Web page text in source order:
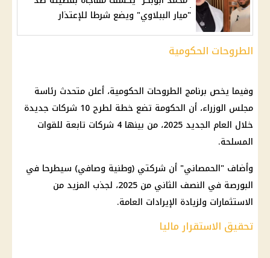
"ميار الببلاوي" ويضع شرطا للإعتذار
الطروحات الحكومية
وفيما يخص برنامج الطروحات الحكومية، أعلن متحدث رئاسة
مجلس الوزراء، أن الحكومة تضع خطة لطرح 10 شركات جديدة
خلال العام الجديد 2025، من بينها 4 شركات تابعة للقوات
المسلحة.
وأضاف "الحمصاني" أن شركتي (وطنية وصافي) سيطرحا في
البورصة في النصف الثاني من 2025، لجذب المزيد من
الاستثمارات ولزيادة الإيرادات العامة.
تحقيق الاستقرار ماليا